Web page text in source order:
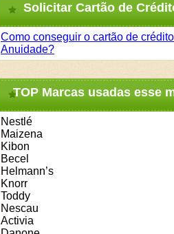
Solicitar Cartão de
Como conseguir o cartão de
Anuidade?
TOP Marcas usadas esse
Nestlé
Maizena
Kibon
Becel
Helmann’s
Knorr
Toddy
Nescau
Activia